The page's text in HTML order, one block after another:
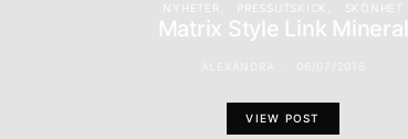
NYHETER PRESSUTSKICK SKÖNHET
Matrix Style Link Mineral
VIEW POST